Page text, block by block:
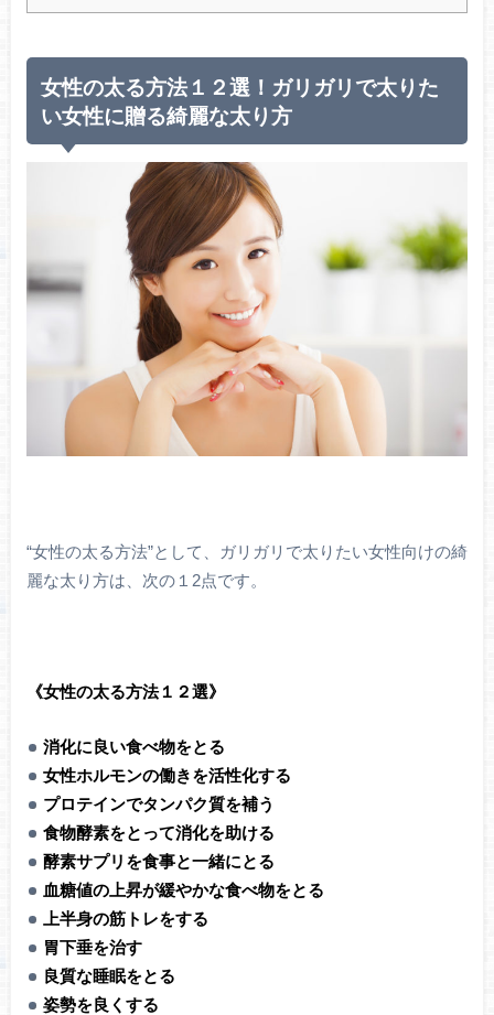
女性の太る方法１２選！ガリガリで太りた
い女性に贈る綺麗な太り方
“女性の太る方法”として、ガリガリで太りたい女性向けの綺
麗な太り方は、次の１2点です。
《女性の太る方法１２選》
消化に良い食べ物をとる
女性ホルモンの働きを活性化する
プロテインでタンパク質を補う
食物酵素をとって消化を助ける
酵素サプリを食事と一緒にとる
血糖値の上昇が緩やかな食べ物をとる
上半身の筋トレをする
胃下垂を治す
良質な睡眠をとる
姿勢を良くする